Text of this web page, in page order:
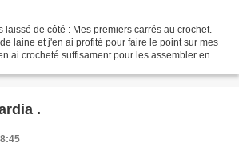
laissé de côté : Mes premiers carrés au crochet.
laine et j'en ai profité pour faire le point sur mes
ai crocheté suffisament pour les assembler en un
.